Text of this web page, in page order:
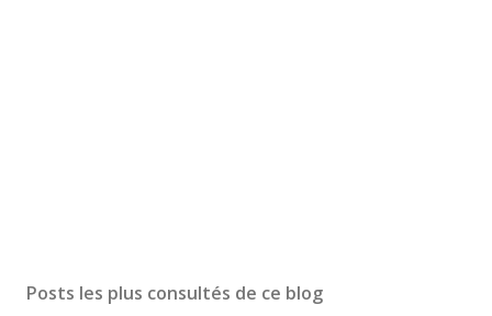
Posts les plus consultés de ce blog